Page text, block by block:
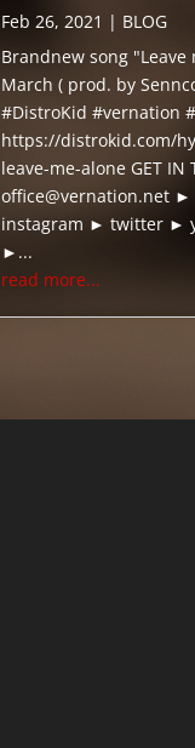
Feb 26, 2021 | BLOG
Brandnew song
March ( prod. by
#DistroKid #vernation
https://distrokid.com/
leave-me-alone GET IN
office@vernation.net
instagram ► twitter ►
►...
read more...